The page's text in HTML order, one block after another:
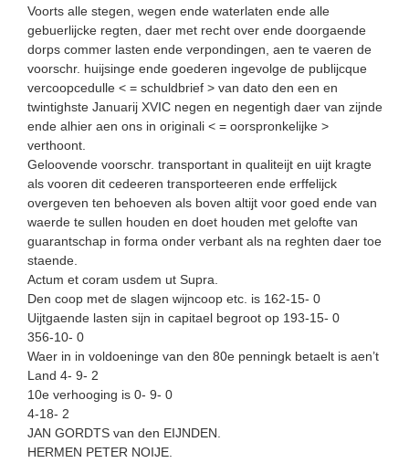
Voorts alle stegen, wegen ende waterlaten ende alle
gebuerlijcke regten, daer met recht over ende doorgaende
dorps commer lasten ende verpondingen, aen te vaeren de
voorschr. huijsinge ende goederen ingevolge de publijcque
vercoopcedulle < = schuldbrief > van dato den een en
twintighste Januarij XVIC negen en negentigh daer van zijnde
ende alhier aen ons in originali < = oorspronkelijke >
verthoont.
Geloovende voorschr. transportant in qualiteijt en uijt kragte
als vooren dit cedeeren transporteeren ende erffelijck
overgeven ten behoeven als boven altijt voor goed ende van
waerde te sullen houden en doet houden met gelofte van
guarantschap in forma onder verbant als na reghten daer toe
staende.
Actum et coram usdem ut Supra.
Den coop met de slagen wijncoop etc. is 162-15- 0
Uijtgaende lasten sijn in capitael begroot op 193-15- 0
356-10- 0
Waer in in voldoeninge van den 80e penningk betaelt is aen’t
Land 4- 9- 2
10e verhooging is 0- 9- 0
4-18- 2
JAN GORDTS van den EIJNDEN.
HERMEN PETER NOIJE.